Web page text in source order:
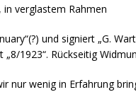
verglastem Rahmen
und signiert „G.
„8/1923“. Rückseitig
nur wenig in Erfahrung